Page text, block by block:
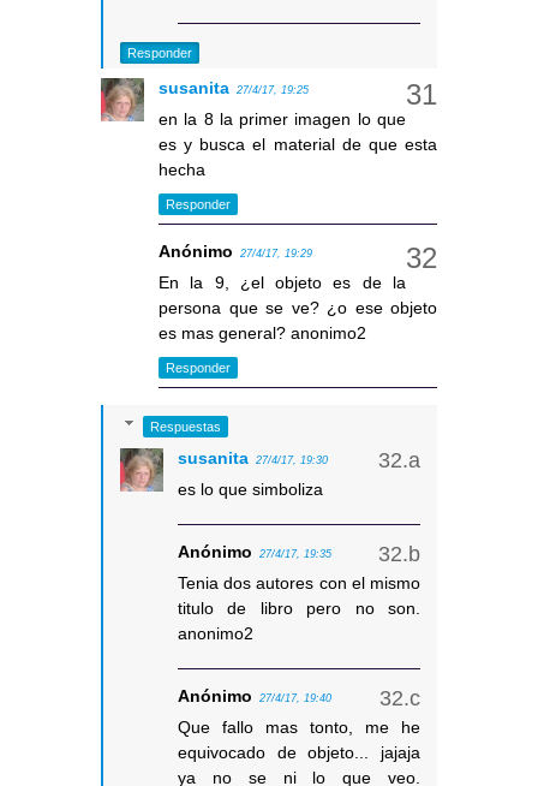
Responder
susanita 27/4/17, 19:25
en la 8 la primer imagen lo que
es y busca el material de que esta
hecha
Responder
Anónimo 27/4/17, 19:29
En la 9, ¿el objeto es de la
persona que se ve? ¿o ese objeto
es mas general? anonimo2
Responder
Respuestas
susanita 27/4/17, 19:30
es lo que simboliza
Anónimo 27/4/17, 19:35
Tenia dos autores con el mismo
titulo de libro pero no son.
anonimo2
Anónimo 27/4/17, 19:40
Que fallo mas tonto, me he
equivocado de objeto... jajaja
ya no se ni lo que veo.